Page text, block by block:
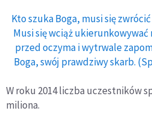
Kto szuka Boga, musi się
Musi się wciąż ukierunkowywać
przed oczyma i wytrwale
Boga, swój prawdziwy skarb.
W roku 2014 liczba uczestników
miliona.